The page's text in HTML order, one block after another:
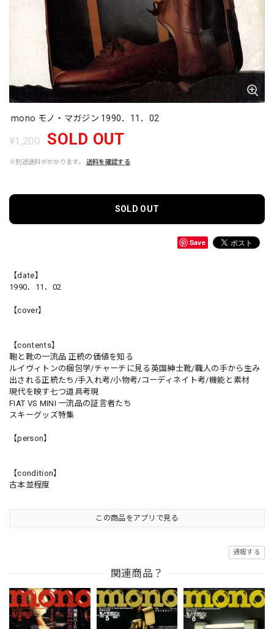
mono モノ・マガジン 1990．11．02
¥1,200 SOLD OUT
※別途送料がかかります。 送料を確認する
SOLD OUT
Save
【date】
1990．11．02
【cover】
【contents】
鞄と靴の一流品 正統の価値を知る
ルイヴィトンの梱包学/チャーチに見る英国紳士靴/職人の手から生み
出される正統たち/手入れ考/小物考/コーディネイト考/機能と素材
現代を映す七つ道具考現
FIAT VS MINI 一流品の証言者たち
スキーグッズ特集
【person】
【condition】
古本並程度
この商品をアプリで見る
通報する
関連商品？